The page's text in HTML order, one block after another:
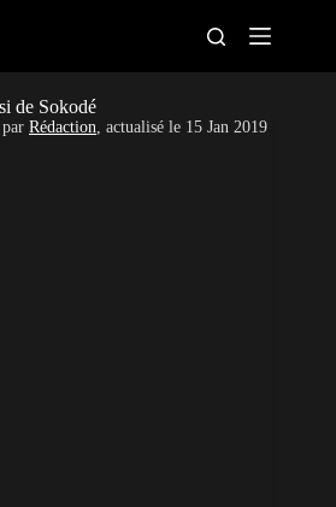
CAN féminine
de Sokodé
par Rédaction, actualisé le 15 Jan 2019